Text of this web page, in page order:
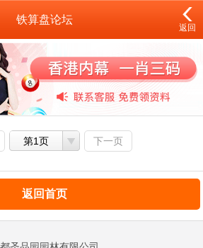
铁算盘论坛
返回
第1页 下一页
返回首页